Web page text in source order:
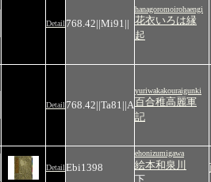
Detail 768.42||Mi91||
hanagoromoirohaengi
花衣いろは縁
起
Detail 768.42||Ta81||A
yuriwakakouraigunki
百合稚高麗軍
記
DetailEbi1398
ehonizumigawa
絵本和泉川
下